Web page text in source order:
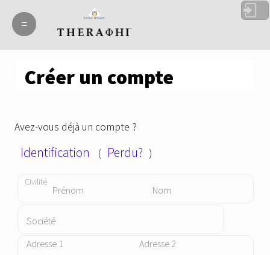
=
=
Créer un compte
Avez-vous déjà un compte ?
Identification ( Perdu? )
Civilité
Prénom Nom
Société
Adresse 1
Adresse 2